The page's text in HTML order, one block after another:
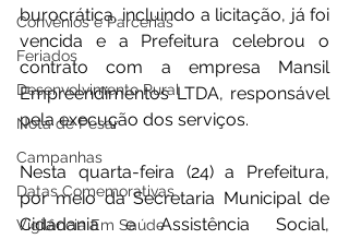
Convênios e Parcerias
Feriados
Desenvolvimento Rural
Nota de Pesar
Campanhas
Datas Comemorativas
Vigilância Em Saúde
burocrática, incluindo a licitação, já foi
vencida e a Prefeitura celebrou o
contrato com a empresa Mansil
Empreendimentos LTDA, responsável
pela execução dos serviços.
Nesta quarta-feira (24) a Prefeitura,
por meio da Secretaria Municipal de
Cidadania e Assistência Social,